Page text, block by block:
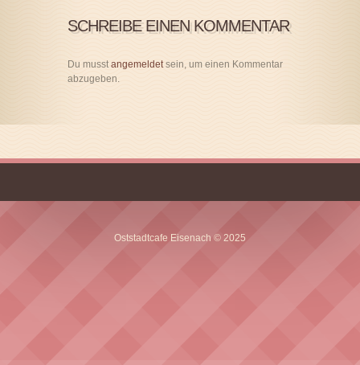
SCHREIBE EINEN KOMMENTAR
Du musst angemeldetsein, um einen Kommentar
abzugeben.
Oststadtcafe Eisenach © 2025